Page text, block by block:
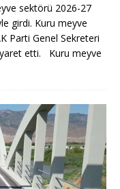
sektörü 2026-27
girdi. Kuru meyve
Parti Genel Sekreteri
etti. Kuru meyve